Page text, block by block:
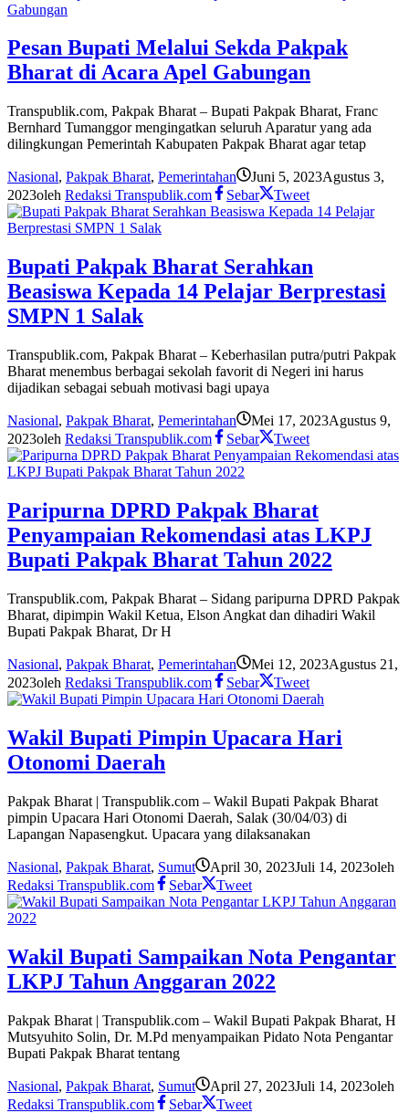
Pesan Bupati Melalui Sekda Pakpak
Bharat di Acara Apel Gabungan
Transpublik.com, Pakpak Bharat – Bupati Pakpak Bharat, Franc
Bernhard Tumanggor mengingatkan seluruh Aparatur yang ada
dilingkungan Pemerintah Kabupaten Pakpak Bharat agar tetap
Nasional, Pakpak Bharat, Pemerintahan Juni 5, 2023Agustus 3,
2023oleh Redaksi Transpublik.com Sebar Tweet
Bupati Pakpak Bharat Serahkan
Beasiswa Kepada 14 Pelajar Berprestasi
SMPN 1 Salak
Transpublik.com, Pakpak Bharat – Keberhasilan putra/putri Pakpak
Bharat menembus berbagai sekolah favorit di Negeri ini harus
dijadikan sebagai sebuah motivasi bagi upaya
Nasional, Pakpak Bharat, Pemerintahan Mei 17, 2023Agustus 9,
2023oleh Redaksi Transpublik.com Sebar Tweet
Paripurna DPRD Pakpak Bharat
Penyampaian Rekomendasi atas LKPJ
Bupati Pakpak Bharat Tahun 2022
Transpublik.com, Pakpak Bharat – Sidang paripurna DPRD Pakpak
Bharat, dipimpin Wakil Ketua, Elson Angkat dan dihadiri Wakil
Bupati Pakpak Bharat, Dr H
Nasional, Pakpak Bharat, Pemerintahan Mei 12, 2023Agustus 21,
2023oleh Redaksi Transpublik.com Sebar Tweet
Wakil Bupati Pimpin Upacara Hari
Otonomi Daerah
Pakpak Bharat | Transpublik.com – Wakil Bupati Pakpak Bharat
pimpin Upacara Hari Otonomi Daerah, Salak (30/04/03) di
Lapangan Napasengkut. Upacara yang dilaksanakan
Nasional, Pakpak Bharat, Sumut April 30, 2023Juli 14, 2023oleh
Redaksi Transpublik.com
Sebar Tweet
Wakil Bupati Sampaikan Nota Pengantar
LKPJ Tahun Anggaran 2022
Pakpak Bharat | Transpublik.com – Wakil Bupati Pakpak Bharat, H
Mutsyuhito Solin, Dr. M.Pd menyampaikan Pidato Nota Pengantar
Bupati Pakpak Bharat tentang
Nasional, Pakpak Bharat, Sumut April 27, 2023Juli 14, 2023oleh
Redaksi Transpublik.com
Sebar Tweet